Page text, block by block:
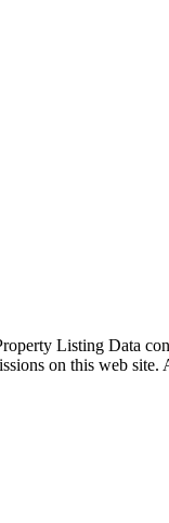
Listing Data
on this web